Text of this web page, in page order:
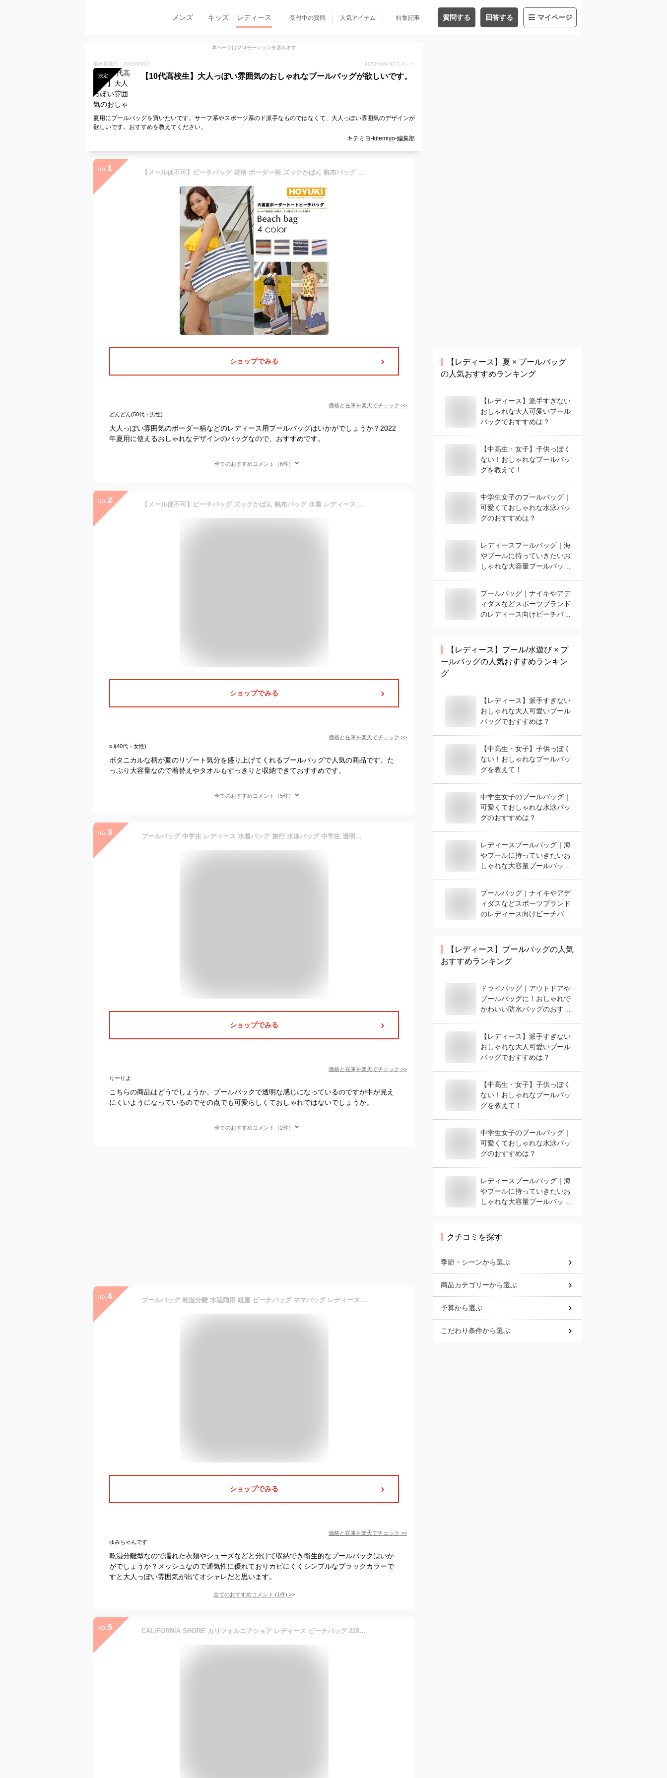
メンズ キッズ レディース 受付中の質問 人気アイテム 特集記事 質問する 回答する マイページ
本ページはプロモーションを含みます
最終更新日：2026/06/03 4952View 32 コメント
決定 【10代高校生】大人っぽい雰囲気のおしゃれなプールバッグが欲しいです。
夏用にプールバッグを買いたいです。サーフ系やスポーツ系のド派手なものではなくて、大人っぽい雰囲気のデザインが
欲しいです。おすすめを教えてください。
キテミヨ-kitemiyo-編集部
no. 1 【メール便不可】ビーチバッグ 花柄 ボーダー柄 ズックかばん 帆布バッグ 水着 レディース 大容量 ショルダーバッグ プールバッグ レジャーバッグ リゾート 海外旅行 水着 通販
ショップでみる
価格と在庫を楽天でチェック >>
どんどん(50代・男性)
大人っぽい雰囲気のボーダー柄などのレディース用プールバッグはいかがでしょうか？2022
年夏用に使えるおしゃれなデザインのバッグなので、おすすめです。
全てのおすすめコメント（6件）
no. 2 【メール便不可】ビーチバッグ ズックかばん 帆布バッグ 水着 レディース 大容量 ショルダーバッグ プールバッグ レジャーバッグ リゾート 海外旅行 水着 通販 4カラー展開 花柄 ボヘミアン ハイビスカス フラミンゴ柄ボタニカル柄 水着 レディース かわいい
ショップでみる
価格と在庫を楽天でチェック >>
s.i(40代・女性)
ボタニカルな柄が夏のリゾート気分を盛り上げてくれるプールバッグで人気の商品です。た
っぷり大容量なので着替えやタオルもすっきりと収納できておすすめです。
全てのおすすめコメント（5件）
no. 3 プールバッグ 中学生 レディース 水着バッグ 旅行 水泳バッグ 中学生 透明バッグ 夏 可愛い ハンドバッグ おしゃれ 夏 透明 スイミング ビニールバッグ 水泳バッグ 防水バッグ 水着 バッグ ビーチ 水遊び スイミング オレンジ PVC レディース ジュニア おしゃれ
ショップでみる
価格と在庫を楽天でチェック >>
りーりよ
こちらの商品はどうでしょうか。プールバックで透明な感じになっているのですが中が見え
にくいようになっているのでその点でも可愛らしくておしゃれではないでしょうか。
全てのおすすめコメント（2件）
no. 4 プールバッグ 乾湿分離 水陸両用 軽量 ビーチバッグ ママバッグ レディース トートバッグ 通気性 ジム ビーチバッグ トラベルバッグ メッシュ 温泉バッグ スイミング 肩掛け 海水浴 レジャーバッグ スポーツ お風呂
ショップでみる
価格と在庫を楽天でチェック >>
ゆみちゃんです
乾湿分離型なので濡れた衣類やシューズなどと分けて収納でき衛生的なプールバックはいか
がでしょうか？メッシュなので通気性に優れておりカビにくくシンプルなブラックカラーで
すと大人っぽい雰囲気が出てオシャレだと思います。
全てのおすすめコメント (1件) >
no. 5 CALiFORNiA SHORE カリフォルニアショア レディース ビーチバッグ 228-168 スイムバッグ プールバッグ トートバッグ ショルダー ビニール 女性 婦人 鞄 カバン かばん 花 フラワー 南国 極楽鳥花フリンジ ホワイト ネイビー あす楽 送料無料
【レディース】 夏 × プールバッグ
の人気おすすめランキング
【レディース】派手すぎない
おしゃれな大人可愛いプール
バッグでおすすめは？
【中高生・女子】子供っぽく
ない！おしゃれなプールバッ
グを教えて！
中学生女子のプールバッグ｜
可愛くておしゃれな水泳バッ
グのおすすめは？
レディースプールバッグ｜海
やプールに持っていきたいお
しゃれな大容量プールバッグ
プールバッグ｜ナイキやアデ
ィダスなどスポーツブランド
のレディース向けビーチバッ
【レディース】 プール/水遊び × プ
ールバッグの人気おすすめランキン
グ
【レディース】派手すぎない
おしゃれな大人可愛いプール
バッグでおすすめは？
【中高生・女子】子供っぽく
ない！おしゃれなプールバッ
グを教えて！
中学生女子のプールバッグ｜
可愛くておしゃれな水泳バッ
グのおすすめは？
レディースプールバッグ｜海
やプールに持っていきたいお
しゃれな大容量プールバッグ
プールバッグ｜ナイキやアデ
ィダスなどスポーツブランド
のレディース向けビーチバッ
【レディース】 プールバッグの人気
おすすめランキング
ドライバッグ｜アウトドアや
プールバッグに！おしゃれで
かわいい防水バッグのおすす
【レディース】派手すぎない
おしゃれな大人可愛いプール
バッグでおすすめは？
【中高生・女子】子供っぽく
ない！おしゃれなプールバッ
グを教えて！
中学生女子のプールバッグ｜
可愛くておしゃれな水泳バッ
グのおすすめは？
レディースプールバッグ｜海
やプールに持っていきたいお
しゃれな大容量プールバッグ
クチコミを探す
季節・シーンから選ぶ
商品カテゴリーから選ぶ
予算から選ぶ
こだわり条件から選ぶ